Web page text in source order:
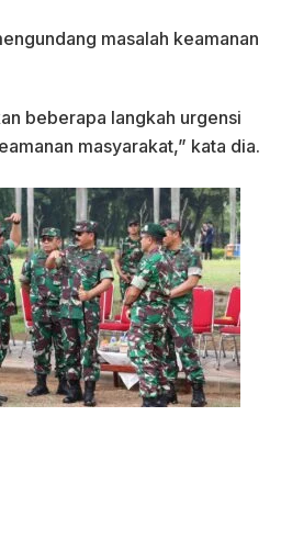
masalah keamanan
beberapa langkah urgensi
masyarakat,” kata dia.